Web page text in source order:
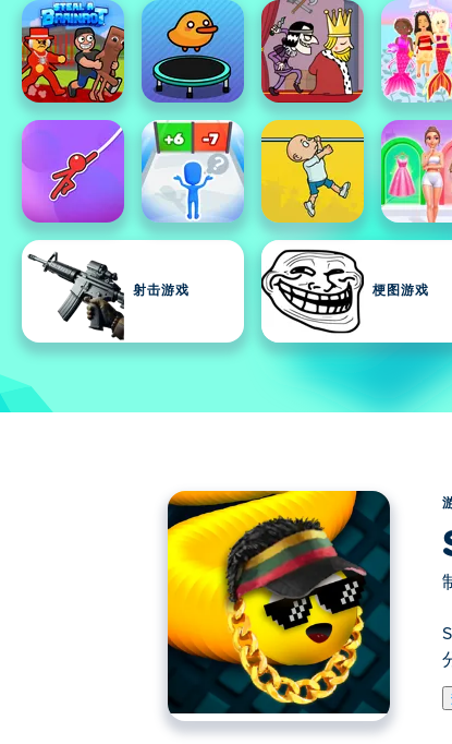
射击游戏 梗图游戏
在这里你可以玩Snake.is MLG